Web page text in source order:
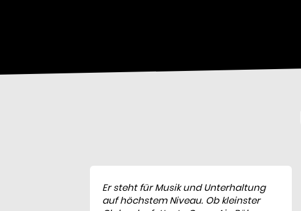
Er steht für Musik und Unterhaltung
auf höchstem Niveau. Ob kleinster